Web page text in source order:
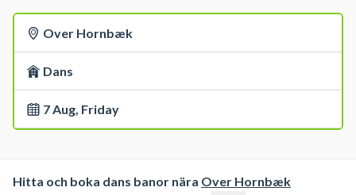
Over Hornbæk
Dans
7 Aug, Friday
Hitta och boka dans banor nära Over Hornbæk